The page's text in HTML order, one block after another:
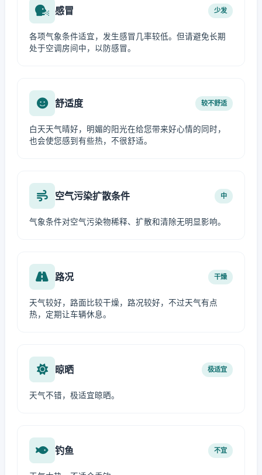
感冒 少发
各项气象条件适宜，发生感冒几率较低。但请避免长期
处于空调房间中，以防感冒。
舒适度 较不舒适
白天天气晴好，明媚的阳光在给您带来好心情的同时，
也会使您感到有些热，不很舒适。
空气污染扩散条件 中
气象条件对空气污染物稀释、扩散和清除无明显影响。
路况 干燥
天气较好，路面比较干燥，路况较好，不过天气有点
热，定期让车辆休息。
晾晒 极适宜
天气不错，极适宜晾晒。
钓鱼 不宜